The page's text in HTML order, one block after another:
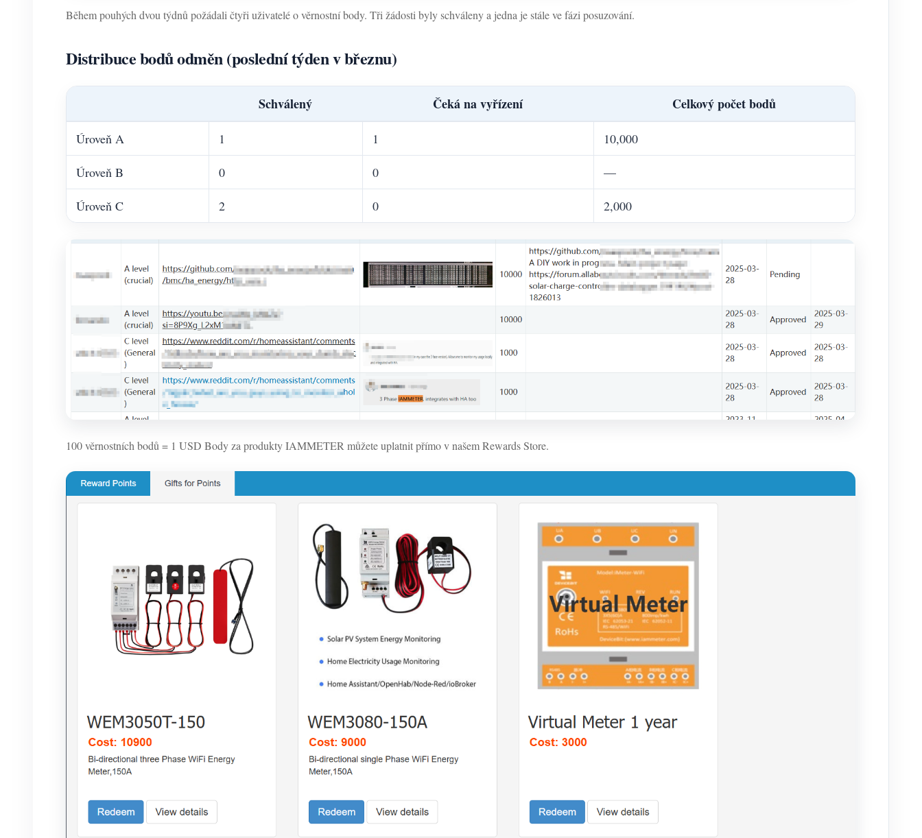
Během pouhých dvou týdnů požádali čtyři uživatelé o věrnostní body. Tři žádosti byly schváleny a jedna je stále ve fázi posuzování.
Distribuce bodů odměn (poslední týden v březnu)
Schválený Čeká na vyřízení Celkový počet bodů
Úroveň A 1 1 10,000
Úroveň B 0 0 —
Úroveň C 2 0 2,000
100 věrnostních bodů = 1 USD Body za produkty IAMMETER můžete uplatnit přímo v našem Rewards Store.